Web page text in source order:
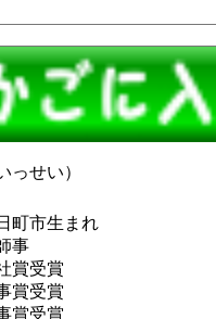
っせい）
町市生まれ
事
賞受賞
賞受賞
賞受賞